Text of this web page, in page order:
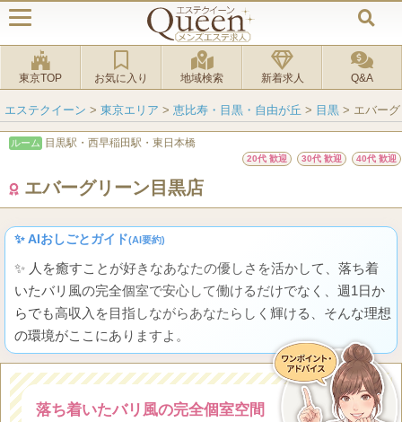
東京TOP お気に入り 地域検索 新着求人 Q&A
エステクイーン > 東京エリア > 恵比寿・目黒・自由が丘 > 目黒 > エバー
ルーム 目黒駅・西早稲田駅・東日本橋
20代 歓迎 30代 歓迎 40代 歓迎
エバーグリーン目黒店
✨ AIおしごとガイド(AI要約)
✨ 人を癒すことが好きなあなたの優しさを活かして、落ち着
いたバリ風の完全個室で安心して働けるだけでなく、週1日か
らでも高収入を目指しながらあなたらしく輝ける、そんな理想
の環境がここにありますよ。
落ち着いたバリ風の完全個室空間